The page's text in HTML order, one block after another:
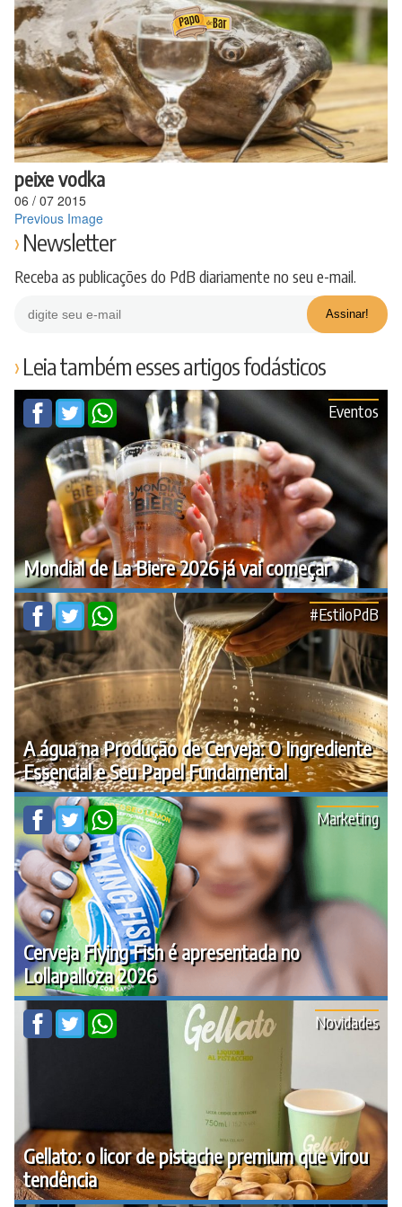
para
conteúdo
peixe vodka
06 / 07 2015
Previous Image
Newsletter
Receba as publicações do PdB diariamente no seu e-mail.
Leia também esses artigos fodásticos
Mondial de La Biere 2026 já vai começar
Eventos
A água na Produção de Cerveja: O Ingrediente
Essencial e Seu Papel Fundamental
#EstiloPdB
Cerveja Flying Fish é apresentada no
Lollapalloza 2026
Marketing
Gellato: o licor de pistache premium que virou
tendência
Novidades